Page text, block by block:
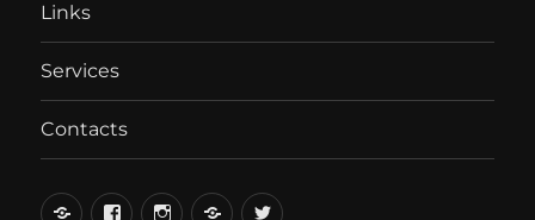
Links
Services
Contacts
вКонтакте
FacebookInstagramLiveJournal
Twitter